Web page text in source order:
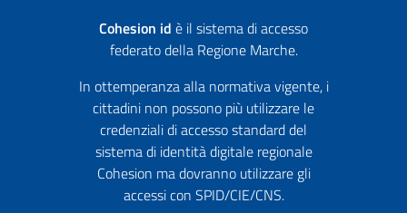
Cohesion id è il sistema di accesso
federato della Regione Marche.
In ottemperanza alla normativa vigente, i
cittadini non possono più utilizzare le
credenziali di accesso standard del
sistema di identità digitale regionale
Cohesion ma dovranno utilizzare gli
accessi con SPID/CIE/CNS.